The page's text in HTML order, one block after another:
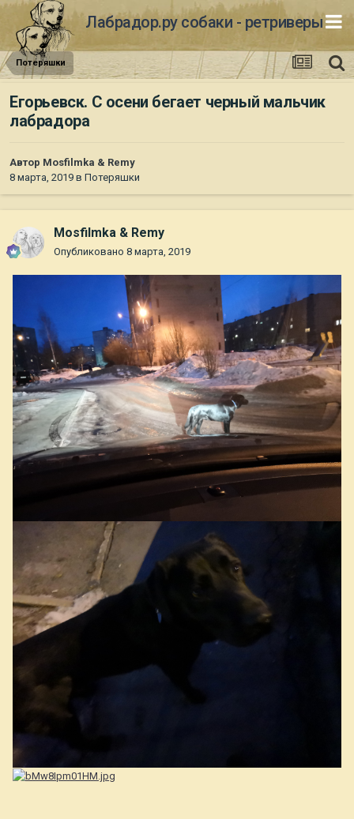
Лабрадор.ру собаки - ретриверы
Потеряшки
Егорьевск. С осени бегает черный мальчик
лабрадора
Автор Mosfilmka & Remy
8 марта, 2019 в Потеряшки
Mosfilmka & Remy
Опубликовано 8 марта, 2019